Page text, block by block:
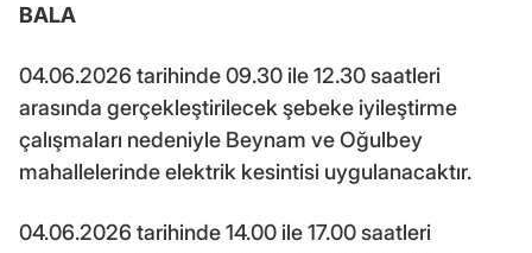
BALA
04.06.2026 tarihinde 09.30 ile 12.30 saatleri
arasında gerçekleştirilecek şebeke iyileştirme
çalışmaları nedeniyle Beynam ve Oğulbey
mahallelerinde elektrik kesintisi uygulanacaktır.
04.06.2026 tarihinde 14.00 ile 17.00 saatleri